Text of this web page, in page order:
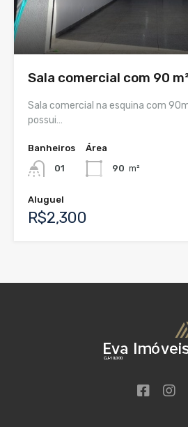
Sala comercial com 90
Sala comercial na esquina com
possui…
Banheiros
01
Área
90 m²
Aluguel
R$2,300